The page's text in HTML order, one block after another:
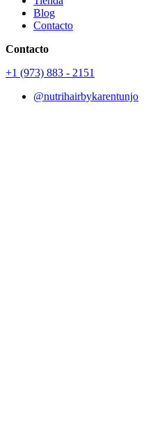
Blog
Contacto
Contacto
+1 (973) 883 - 2151
@nutrihairbykarentunjo